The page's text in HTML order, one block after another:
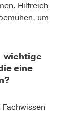
Hilfreich
um
wichtige
eine